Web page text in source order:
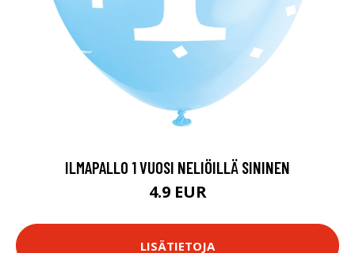
ILMAPALLO 1 VUOSI NELIÖILLÄ SININEN
4.9 EUR
LISÄTIETOJA